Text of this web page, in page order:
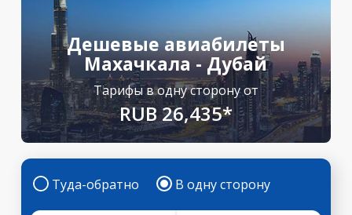
Дешевые авиабилеты
Махачкала - Дубай
Тарифы в одну сторону от
RUB 26,435*
Туда-обратно В одну сторону